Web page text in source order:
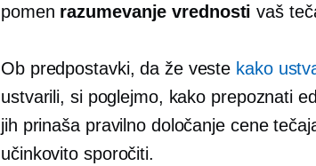
pomen razumevanje vrednosti vaš
Ob predpostavki, da že veste kako
ustvarili, si poglejmo, kako prepoznati
jih prinaša pravilno določanje cene
učinkovito sporočiti.